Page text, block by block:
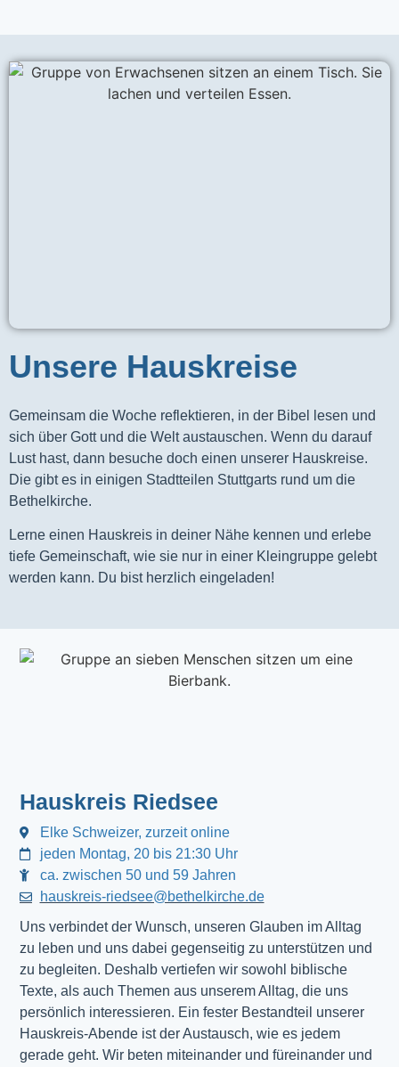
Unsere Hauskreise
Gemeinsam die Woche reflektieren, in der Bibel lesen und
sich über Gott und die Welt austauschen. Wenn du darauf
Lust hast, dann besuche doch einen unserer Hauskreise.
Die gibt es in einigen Stadtteilen Stuttgarts rund um die
Bethelkirche.
Lerne einen Hauskreis in deiner Nähe kennen und erlebe
tiefe Gemeinschaft, wie sie nur in einer Kleingruppe gelebt
werden kann. Du bist herzlich eingeladen!
Hauskreis Riedsee
Elke Schweizer, zurzeit online
jeden Montag, 20 bis 21:30 Uhr
ca. zwischen 50 und 59 Jahren
hauskreis-riedsee@bethelkirche.de
Uns verbindet der Wunsch, unseren Glauben im Alltag
zu leben und uns dabei gegenseitig zu unterstützen und
zu begleiten. Deshalb vertiefen wir sowohl biblische
Texte, als auch Themen aus unserem Alltag, die uns
persönlich interessieren. Ein fester Bestandteil unserer
Hauskreis-Abende ist der Austausch, wie es jedem
gerade geht. Wir beten miteinander und füreinander und